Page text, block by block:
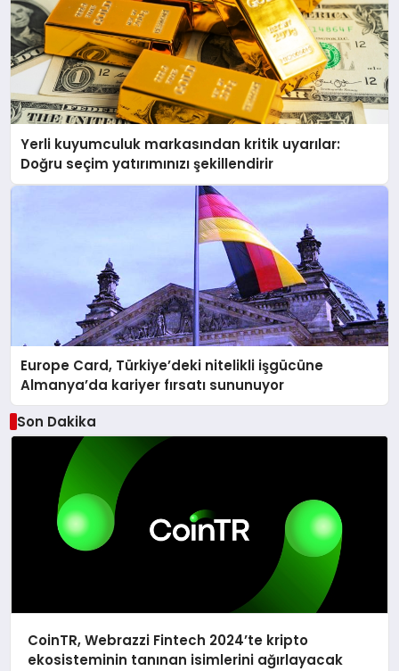
Yerli kuyumculuk markasından kritik uyarılar:
Doğru seçim yatırımınızı şekillendirir
Europe Card, Türkiye’deki nitelikli işgücüne
Almanya’da kariyer fırsatı sununuyor
Son Dakika
CoinTR, Webrazzi Fintech 2024’te kripto
ekosisteminin tanınan isimlerini ağırlayacak